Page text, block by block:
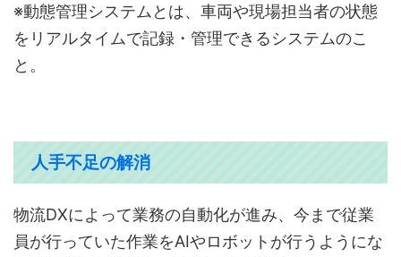
※動態管理システムとは、車両や現場担当者の状態
をリアルタイムで記録・管理できるシステムのこ
と。
人手不足の解消
物流DXによって業務の自動化が進み、今まで従業
員が行っていた作業をAIやロボットが行うようにな